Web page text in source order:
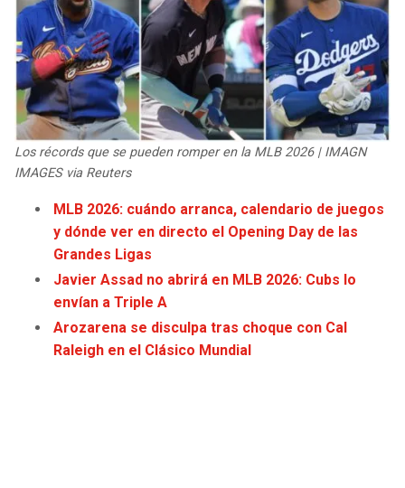
TEXANS
COLTS
JAGUARS
COWBOYS
GIANTS
EAGLES
COMMANDERS
HEAT
MAGIC
WIZARDS
WARRIORS
CLIPPERS
LAKERS
SUNS
KINGS
Los récords que se pueden romper en la MLB 2026 | IMAGN
IMAGES via Reuters
MLB 2026: cuándo arranca, calendario de juegos
y dónde ver en directo el Opening Day de las
Grandes Ligas
Javier Assad no abrirá en MLB 2026: Cubs lo
envían a Triple A
Arozarena se disculpa tras choque con Cal
Raleigh en el Clásico Mundial